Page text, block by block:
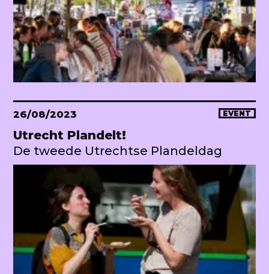
26/08/2023 EVENT
Utrecht Plandelt!
De tweede Utrechtse Plandeldag